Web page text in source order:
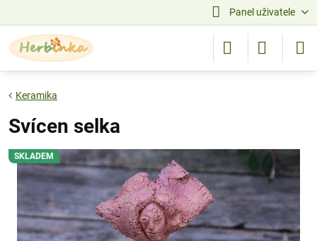
Panel uživatele
SKLADEM
Keramika
Svícen selka